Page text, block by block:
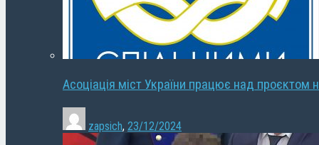
Асоціація міст України працює над проєктом
zapsich, 23/12/2024